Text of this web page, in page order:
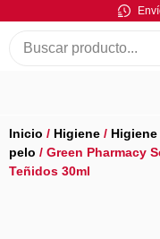
Inicio / Higiene /
pelo / Green Pharmacy
Teñidos 30ml